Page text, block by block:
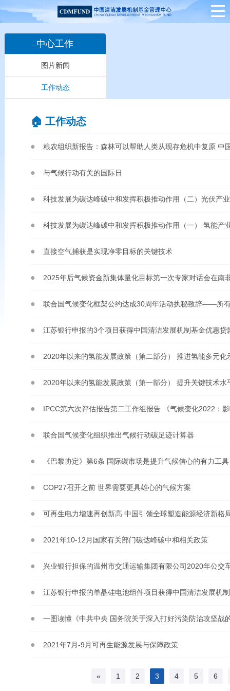
中心工作
图片新闻
工作动态
🏠︎ 工作动态
粮农组织新报告：森林可以帮助人类从现存危机中复原 中
与气候行动有关的国际日
科技发展为碳达峰碳中和发挥积极推动作用（二）光伏产
科技发展为碳达峰碳中和发挥积极推动作用（一） 氢能产
直接空气捕获是实现净零目标的关键技术
2025年后气候资金新集体量化目标第一次专家对话会在南
联合国气候变化框架公约达成30周年活动执秘致辞——所
江苏银行申报的3个项目获得中国清洁发展机制基金优惠贷
2020年以来的氢能发展政策（第二部分） 推进氢能多元化
2020年以来的氢能发展政策（第一部分） 提升关键技术水
IPCC第六次评估报告第二工作组报告 《气候变化2022：
联合国气候变化组织推出气候行动碳足迹计算器
《巴黎协定》第6条 国际碳市场是提升气候信心的有力工具
COP27召开之前 世界需要更具雄心的气候方案
可再生电力增速再创新高 中国引领全球塑造能源经济新格
2021年10-12月国家有关部门碳达峰碳中和相关政策
江苏银行申报的单晶硅电池组件项目获得中国清洁发展机
一图读懂《中共中央 国务院关于深入打好污染防治攻坚战
2021年7月-9月可再生能源发展与保障政策
« 1 2 3 4 5 6